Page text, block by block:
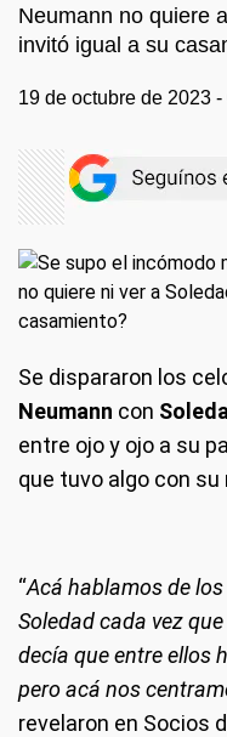
Neumann no quiere
invitó igual a su
19 de octubre de 2023 -
Se dispararon los
Neumann con
entre ojo y ojo a su
que tuvo algo con su
“Acá hablamos de
Soledad cada vez
decía que entre ellos
pero acá nos
revelaron en Socios